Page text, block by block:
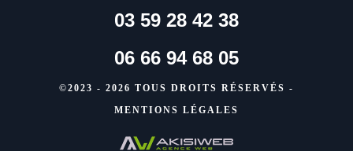
03 59 28 42 38
06 66 94 68 05
©2023 - 2026 TOUS DROITS RÉSERVÉS -
MENTIONS LÉGALES